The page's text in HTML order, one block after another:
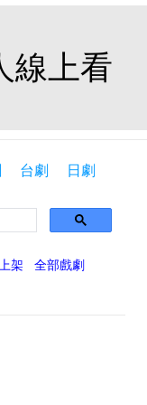
線上看
台劇 日劇
架 全部戲劇